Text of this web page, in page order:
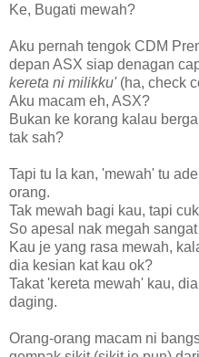
Ke, Bugati mewah?
Aku pernah tengok CDM
depan ASX siap denagan
kereta ni milikku' (ha, check
Aku macam eh, ASX?
Bukan ke korang kalau
tak sah?
Tapi tu la kan, 'mewah' tu
orang.
Tak mewah bagi kau, tapi
So apesal nak megah
Kau je yang rasa mewah,
dia kesian kat kau ok?
Takat 'kereta mewah' kau,
daging.
Orang-orang macam ni